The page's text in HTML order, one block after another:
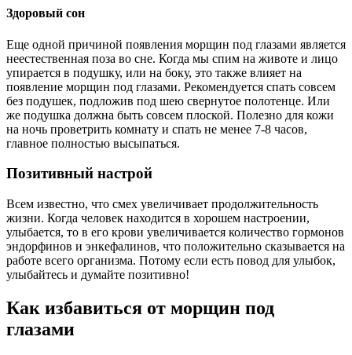
Здоровый сон
Еще одной причиной появления морщин под глазами является
неестественная поза во сне. Когда мы спим на животе и лицо
упирается в подушку, или на боку, это также влияет на
появление морщин под глазами. Рекомендуется спать совсем
без подушек, подложив под шею свернутое полотенце. Или
же подушка должна быть совсем плоской. Полезно для кожи
на ночь проветрить комнату и спать не менее 7-8 часов,
главное полностью высыпаться.
Позитивный настрой
Всем известно, что смех увеличивает продолжительность
жизни. Когда человек находится в хорошем настроении,
улыбается, то в его крови увеличивается количество гормонов
эндорфинов и энкефалинов, что положительно сказывается на
работе всего организма. Потому если есть повод для улыбок,
улыбайтесь и думайте позитивно!
Как избавиться от морщин под
глазами